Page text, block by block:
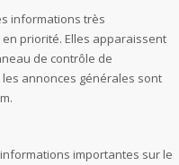
informations très
priorité. Elles apparaissent
de contrôle de
les annonces générales sont
importantes sur le